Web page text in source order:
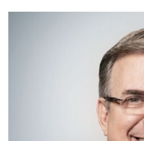
Requiere:
Especificaciones:
TORQUE
MECANICOS,
DIGITALES,
PARA PUNTAS,